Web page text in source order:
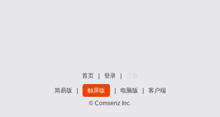
首页 登录
简易版 触屏版 电脑版
客户端
© Comsenz Inc.